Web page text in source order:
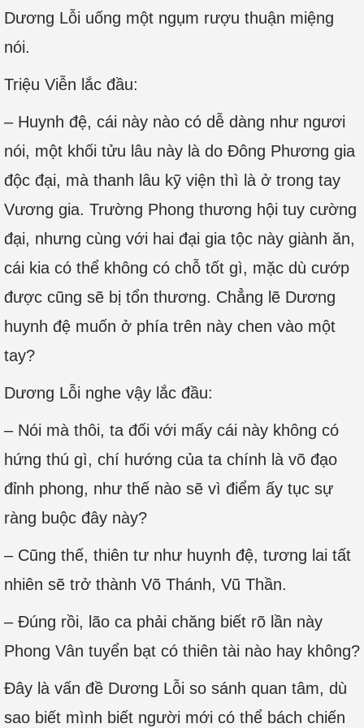
Dương Lỗi uống một ngụm rượu thuận miệng
nói.
Triệu Viễn lắc đầu:
– Huynh đệ, cái này nào có dễ dàng như ngươi
nói, một khối tửu lâu này là do Đông Phương gia
độc đại, mà thanh lâu kỹ viện thì là ở trong tay
Vương gia. Trường Phong thương hội tuy cường
đại, nhưng cùng với hai đại gia tộc này giành ăn,
cái kia có thể không có chỗ tốt gì, mặc dù cướp
được cũng sẽ bị tổn thương. Chẳng lẽ Dương
huynh đệ muốn ở phía trên này chen vào một
tay?
Dương Lỗi nghe vậy lắc đầu:
– Nói mà thôi, ta đối với mấy cái này không có
hứng thú gì, chí hướng của ta chính là võ đạo
đỉnh phong, như thế nào sẽ vì điểm ấy tục sự
ràng buộc đây này?
– Cũng thế, thiên tư như huynh đệ, tương lai tất
nhiên sẽ trở thành Võ Thánh, Vũ Thần.
– Đúng rồi, lão ca phải chăng biết rõ lần này
Phong Vân tuyển bạt có thiên tài nào hay không?
Đây là vấn đề Dương Lỗi so sánh quan tâm, dù
sao biết mình biết người mới có thể bách chiến